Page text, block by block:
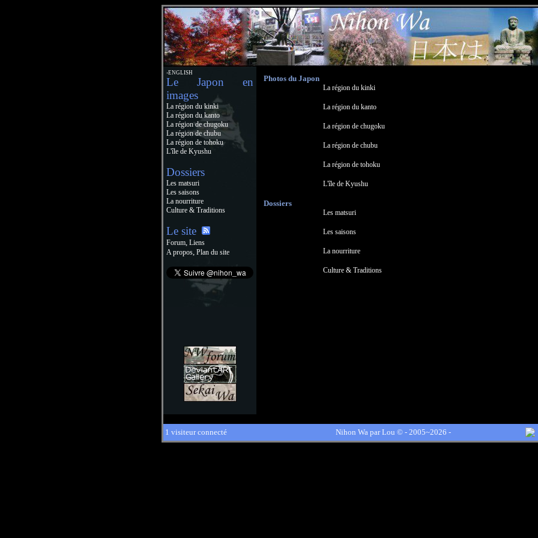
›ENGLISH
Le Japon en
images
La région du kinki
La région du kanto
La région de chugoku
La région de chubu
La région de tohoku
L'île de Kyushu
Dossiers
Les matsuri
Les saisons
La nourriture
Culture & Traditions
Le site
Forum, Liens
A propos, Plan du site
Photos du Japon
La région du kinki
La région du kanto
La région de chugoku
La région de chubu
La région de tohoku
L'île de Kyushu
Dossiers
Les matsuri
Les saisons
La nourriture
Culture & Traditions
1 visiteur connecté Nihon Wa parLou © - 2005~2026 -